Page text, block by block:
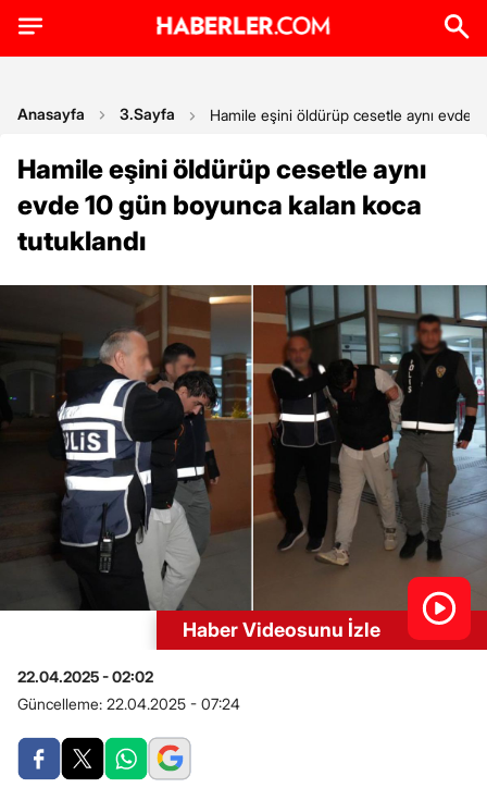
Anasayfa 3.Sayfa Hamile eşini öldürüp cesetle aynı evde
Hamile eşini öldürüp cesetle aynı
evde 10 gün boyunca kalan koca
tutuklandı
Haber Videosunu İzle
22.04.2025 - 02:02
Güncelleme: 22.04.2025 - 07:24